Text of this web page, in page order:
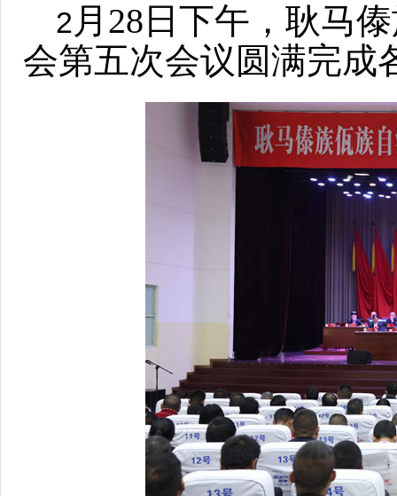
2月28日下午，耿马
会第五次会议圆满完成